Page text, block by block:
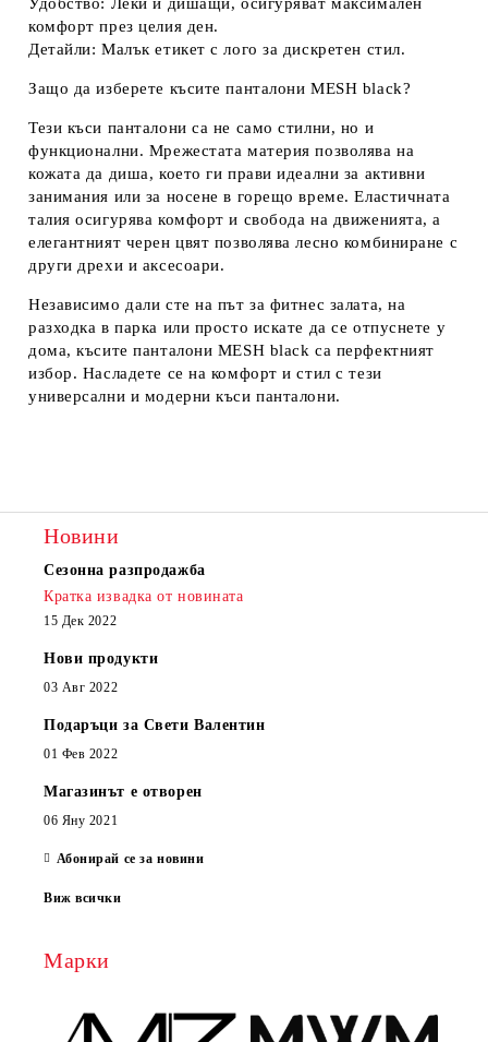
комфорт през целия ден.
Детайли: Малък етикет с лого за дискретен стил.
Защо да изберете късите панталони MESH black?
Тези къси панталони са не само стилни, но и
функционални. Мрежестата материя позволява на
кожата да диша, което ги прави идеални за активни
занимания или за носене в горещо време. Еластичната
талия осигурява комфорт и свобода на движенията, а
елегантният черен цвят позволява лесно комбиниране с
други дрехи и аксесоари.
Независимо дали сте на път за фитнес залата, на
разходка в парка или просто искате да се отпуснете у
дома, късите панталони MESH black са перфектният
избор. Насладете се на комфорт и стил с тези
универсални и модерни къси панталони.
Новини
Сезонна разпродажба
Кратка извадка от новината
15 Дек 2022
Нови продукти
03 Авг 2022
Подаръци за Свети Валентин
01 Фев 2022
Магазинът е отворен
06 Яну 2021
Абонирай се за новини
Виж всички
Марки